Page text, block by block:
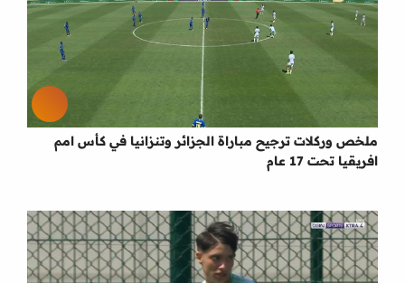
ملخص وركلات ترجيح مباراة الجزائر وتنزانيا في كأس امم
افريقيا تحت 17 عام